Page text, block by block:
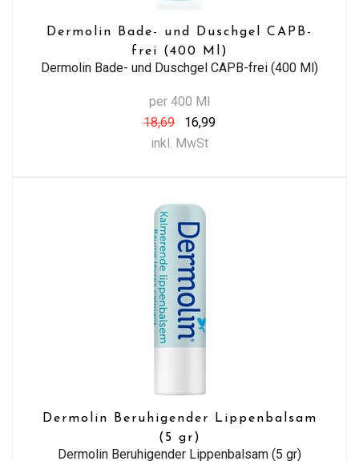
Dermolin Bade- und Duschgel CAPB-
frei (400 Ml)
Dermolin Bade- und Duschgel CAPB-frei (400 Ml)
per 400 Ml
18,69
16,99
inkl. MwSt
Dermolin Beruhigender Lippenbalsam
(5 gr)
Dermolin Beruhigender Lippenbalsam (5 gr)